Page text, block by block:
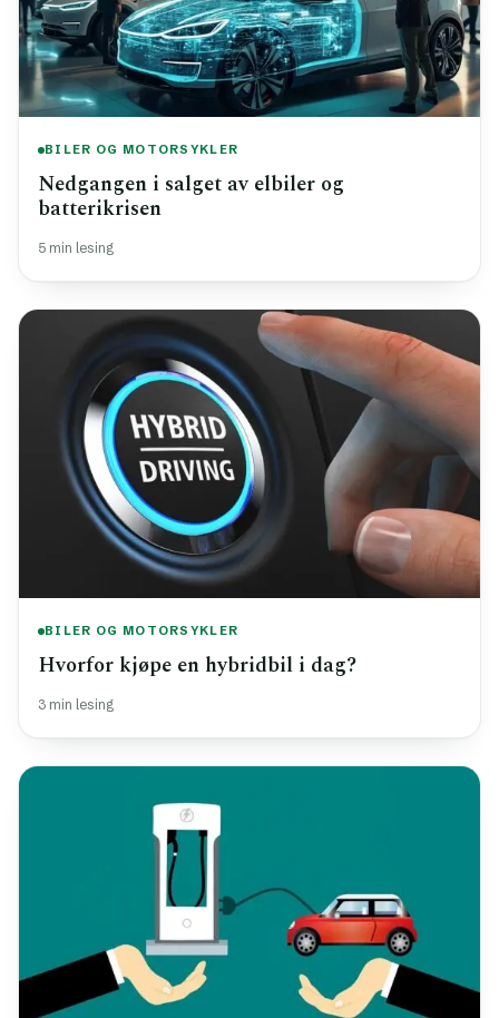
BILER OG MOTORSYKLER
Nedgangen i salget av elbiler og
batterikrisen
5 min lesing
BILER OG MOTORSYKLER
Hvorfor kjøpe en hybridbil i dag?
3 min lesing